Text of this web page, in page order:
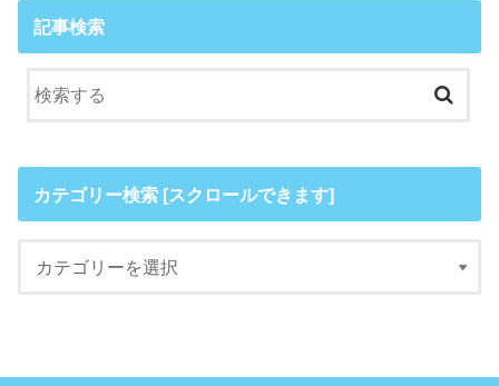
記事検索
カテゴリー検索 [スクロールできます]